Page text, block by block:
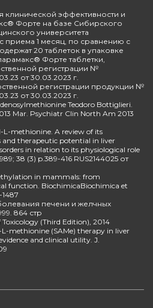
клинической эффективности и
Форте на базе Сибирского
университета
приема 1 месяц, по сравнению с
20 таблеток в упаковке
Форте таблетки,
регистрации №
от 30.03.2023 г.
регистрации продукции №
от 30.03.2023 г.
Teodoro Bottiglieri.
Mar. Psychiatr Clin North Am 2013
L-methionine. A review of its
therapeutic potential in liver
in relation to its physiological role
38 (3) p.389-416 RUS2144025 от
in mammals: from
function. BiochimicaBiochimica et
1487
печени и желчных
864 стр
Toxicology (Third Edition), 2014
L-methionine (SAMe) therapy in liver
and clinical utility. J.